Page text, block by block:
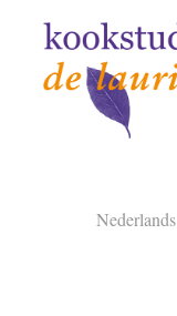
Nederlands